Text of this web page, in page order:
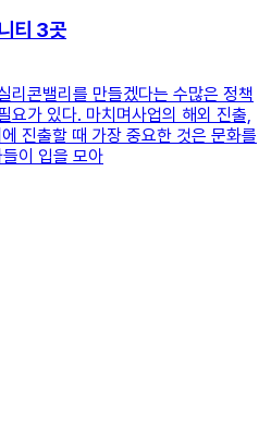
티 3곳
리콘밸리를 만들겠다는 수많은 정책
요가 있다. 마치며사업의 해외 진출,
진출할 때 가장 중요한 것은 문화를
이 입을 모아